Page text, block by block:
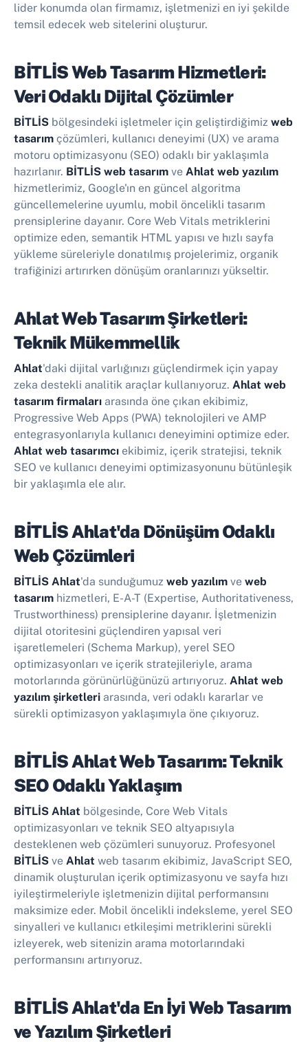
lider konumda olan firmamız, işletmenizi en iyi şekilde
temsil edecek web sitelerini oluşturur.
BİTLİS Web Tasarım Hizmetleri:
Veri Odaklı Dijital Çözümler
BİTLİS bölgesindeki işletmeler için geliştirdiğimiz web
tasarım çözümleri, kullanıcı deneyimi (UX) ve arama
motoru optimizasyonu (SEO) odaklı bir yaklaşımla
hazırlanır. BİTLİS web tasarım ve Ahlat web yazılım
hizmetlerimiz, Google'ın en güncel algoritma
güncellemelerine uyumlu, mobil öncelikli tasarım
prensiplerine dayanır. Core Web Vitals metriklerini
optimize eden, semantik HTML yapısı ve hızlı sayfa
yükleme süreleriyle donatılmış projelerimiz, organik
trafiğinizi artırırken dönüşüm oranlarınızı yükseltir.
Ahlat Web Tasarım Şirketleri:
Teknik Mükemmellik
Ahlat'daki dijital varlığınızı güçlendirmek için yapay
zeka destekli analitik araçlar kullanıyoruz. Ahlat web
tasarım firmaları arasında öne çıkan ekibimiz,
Progressive Web Apps (PWA) teknolojileri ve AMP
entegrasyonlarıyla kullanıcı deneyimini optimize eder.
Ahlat web tasarımcı ekibimiz, içerik stratejisi, teknik
SEO ve kullanıcı deneyimi optimizasyonunu bütünleşik
bir yaklaşımla ele alır.
BİTLİS Ahlat'da Dönüşüm Odaklı
Web Çözümleri
BİTLİS Ahlat'da sunduğumuz web yazılım ve web
tasarım hizmetleri, E-A-T (Expertise, Authoritativeness,
Trustworthiness) prensiplerine dayanır. İşletmenizin
dijital otoritesini güçlendiren yapısal veri
işaretlemeleri (Schema Markup), yerel SEO
optimizasyonları ve içerik stratejileriyle, arama
motorlarında görünürlüğünüzü artırıyoruz. Ahlat web
yazılım şirketleri arasında, veri odaklı kararlar ve
sürekli optimizasyon yaklaşımıyla öne çıkıyoruz.
BİTLİS Ahlat Web Tasarım: Teknik
SEO Odaklı Yaklaşım
BİTLİS Ahlat bölgesinde, Core Web Vitals
optimizasyonları ve teknik SEO altyapısıyla
desteklenen web çözümleri sunuyoruz. Profesyonel
BİTLİS ve Ahlat web tasarım ekibimiz, JavaScript SEO,
dinamik oluşturulan içerik optimizasyonu ve sayfa hızı
iyileştirmeleriyle işletmenizin dijital performansını
maksimize eder. Mobil öncelikli indeksleme, yerel SEO
sinyalleri ve kullanıcı etkileşimi metriklerini sürekli
izleyerek, web sitenizin arama motorlarındaki
performansını artırıyoruz.
BİTLİS Ahlat'da En İyiWeb Tasarım
ve Yazılım Şirketleri